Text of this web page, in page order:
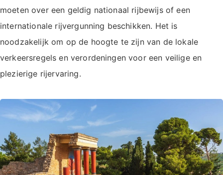
moeten over een geldig nationaal rijbewijs of een
internationale rijvergunning beschikken. Het is
noodzakelijk om op de hoogte te zijn van de lokale
verkeersregels en verordeningen voor een veilige en
plezierige rijervaring.